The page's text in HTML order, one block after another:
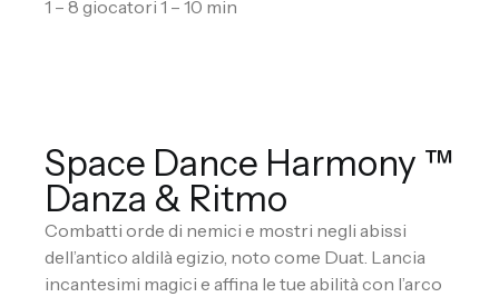
1 – 8 giocatori 1 – 10 min
Space Dance Harmony ™
Danza & Ritmo
Combatti orde di nemici e mostri negli abissi
dell’antico aldilà egizio, noto come Duat. Lancia
incantesimi magici e affina le tue abilità con l’arco